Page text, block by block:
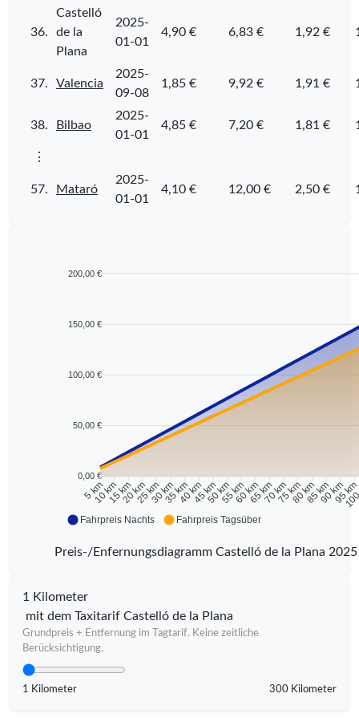
36.
Castelló
de la
Plana
2025-
01-01
4,90 € 6,83 € 1,92 €
37. Valencia
2025-
09-08
1,85 € 9,92 € 1,91 €
38. Bilbao
2025-
01-01
4,85 € 7,20 € 1,81 €
⋮
57. Mataró
2025-
01-01
4,10 € 12,00 € 2,50 €
200,00 €
150,00 €
100,00 €
50,00 €
0,00 €
5 km
10 km15 km20 km25 km30 km35 km40 km45 km50 km55 km60 km65 km70 km75 km80 km85 km90 km95 km
Fahrpreis Nachts Fahrpreis Tagsüber
Preis-/Enfernungsdiagramm Castelló de la Plana 2025
1 Kilometer
mit dem Taxitarif Castelló de la Plana
Grundpreis + Entfernung im Tagtarif. Keine zeitliche
Berücksichtigung.
1 Kilometer 300 Kilometer